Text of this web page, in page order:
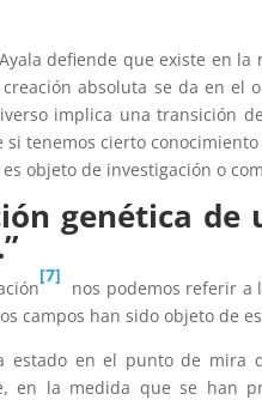
defiende que existe en
absoluta se da en
implica una transición
tenemos cierto
objeto de investigación o
genética de
[7]
nos podemos referir a
campos han sido objeto de
estado en el punto de mira
en la medida que se han